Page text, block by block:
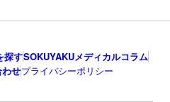
探すSOKUYAKUメディカルコラム
せプライバシーポリシー